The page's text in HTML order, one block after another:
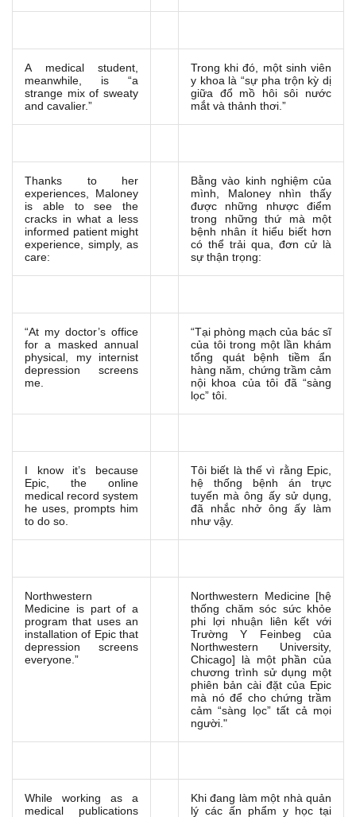
A medical student,
meanwhile, is “a
strange mix of sweaty
and cavalier.”
Trong khi đó, một sinh viên
y khoa là “sự pha trộn kỳ dị
giữa đổ mồ hôi sôi nước
mắt và thảnh thơi.”
Thanks to her
experiences, Maloney
is able to see the
cracks in what a less
informed patient might
experience, simply, as
care:
Bằng vào kinh nghiệm của
mình, Maloney nhìn thấy
được những nhược điểm
trong những thứ mà một
bệnh nhân ít hiểu biết hơn
có thể trải qua, đơn cử là
sự thận trọng:
“At my doctor’s office
for a masked annual
physical, my internist
depression screens
me.
“Tại phòng mạch của bác sĩ
của tôi trong một lần khám
tổng quát bệnh tiềm ẩn
hàng năm, chứng trầm cảm
nội khoa của tôi đã “sàng
lọc” tôi.
I know it’s because
Epic, the online
medical record system
he uses, prompts him
to do so.
Tôi biết là thế vì rằng Epic,
hệ thống bệnh án trực
tuyến mà ông ấy sử dụng,
đã nhắc nhở ông ấy làm
như vậy.
Northwestern
Medicine is part of a
program that uses an
installation of Epic that
depression screens
everyone.”
Northwestern Medicine [hệ
thống chăm sóc sức khỏe
phi lợi nhuận liên kết với
Trường Y Feinbeg của
Northwestern University,
Chicago] là một phần của
chương trình sử dụng một
phiên bản cài đặt của Epic
mà nó để cho chứng trầm
cảm “sàng lọc” tất cả mọi
người."
While working as a
medical publications
Khi đang làm một nhà quản
lý các ấn phẩm y học tại